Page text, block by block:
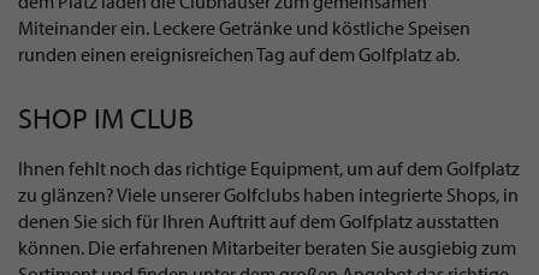
Miteinander ein. Leckere Getränke und köstliche Speisen
runden einen ereignisreichen Tag auf dem Golfplatz ab.
SHOP IM CLUB
Ihnen fehlt noch das richtige Equipment, um auf dem Golfplatz
zu glänzen? Viele unserer Golfclubs haben integrierte Shops, in
denen Sie sich für Ihren Auftritt auf dem Golfplatz ausstatten
können. Die erfahrenen Mitarbeiter beraten Sie ausgiebig zum